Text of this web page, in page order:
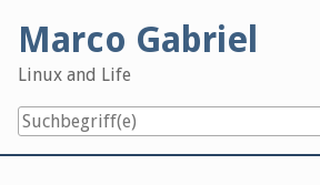
content
Marco Gabriel
Linux and Life